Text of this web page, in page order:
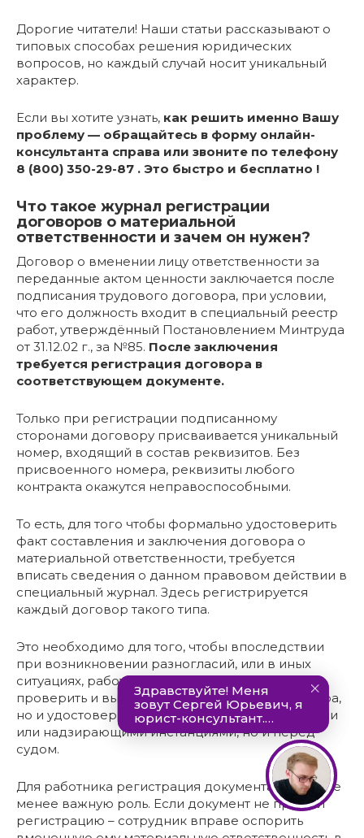
Дорогие читатели! Наши статьи рассказывают о
типовых способах решения юридических
вопросов, но каждый случай носит уникальный
характер.
Если вы хотите узнать, как решить именно Вашу
проблему — обращайтесь в форму онлайн-
консультанта справа или звоните по телефону
8 (800) 350-29-87 . Это быстро и бесплатно !
Что такое журнал регистрации
договоров о материальной
ответственности и зачем он нужен?
Договор о вменении лицу ответственности за
переданные актом ценности заключается после
подписания трудового договора, при условии,
что его должность входит в специальный реестр
работ, утверждённый Постановлением Минтруда
от 31.12.02 г., за №85. После заключения
требуется регистрация договора в
соответствующем документе.
Только при регистрации подписанному
сторонами договору присваивается уникальный
номер, входящий в состав реквизитов. Без
присвоенного номера, реквизиты любого
контракта окажутся неправоспособными.
То есть, для того чтобы формально удостоверить
факт составления и заключения договора о
материальной ответственности, требуется
вписать сведения о данном правовом действии в
специальный журнал. Здесь регистрируется
каждый договор такого типа.
Это необходимо для того, чтобы впоследствии
при возникновении разногласий, или в иных
ситуациях, работодатель смог не только
проверить и выявить факт заключения договора,
но и удостоверить его перед контролирующими
или надзирающими инстанциями, но и перед
судом.
Для работника регистрация документа играет не
менее важную роль. Если документ не прошёл
регистрацию – сотрудник вправе оспорить